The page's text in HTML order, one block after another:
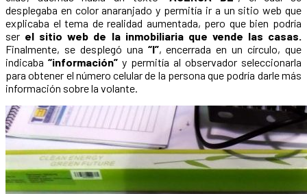
desplegaba en color anaranjado y permitía ir a un sitio web que
explicaba el tema de realidad aumentada, pero que bien podría
ser el sitio web de la inmobiliaria que vende las casas.
Finalmente, se desplegó una “I”, encerrada en un círculo, que
indicaba “información” y permitía al observador seleccionarla
para obtener el número celular de la persona que podría darle más
información sobre la volante.